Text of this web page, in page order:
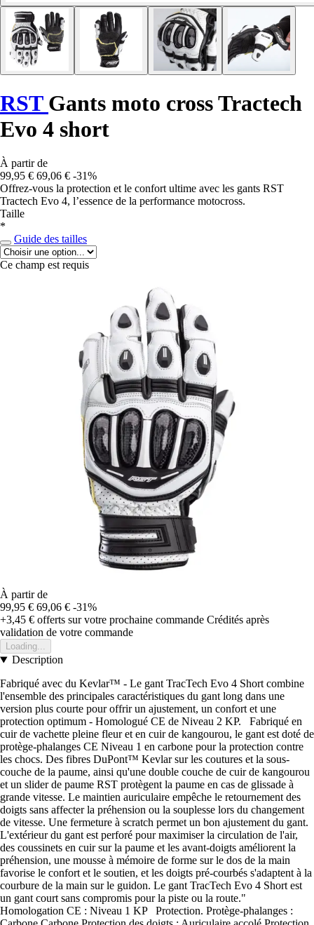
RST Gants moto cross Tractech
Evo 4 short
À partir de
99,95 € 69,06 € -31%
Offrez-vous la protection et le confort ultime avec les gants RST
Tractech Evo 4, l’essence de la performance motocross.
Taille
*
Guide des tailles
Ce champ est requis
À partir de
99,95 € 69,06 € -31%
+3,45 € offerts sur votre prochaine commande Crédités après
validation de votre commande
Loading...
Description
Fabriqué avec du Kevlar™ - Le gant TracTech Evo 4 Short combine
l'ensemble des principales caractéristiques du gant long dans une
version plus courte pour offrir un ajustement, un confort et une
protection optimum - Homologué CE de Niveau 2 KP. Fabriqué en
cuir de vachette pleine fleur et en cuir de kangourou, le gant est doté de
protège-phalanges CE Niveau 1 en carbone pour la protection contre
les chocs. Des fibres DuPont™ Kevlar sur les coutures et la sous-
couche de la paume, ainsi qu'une double couche de cuir de kangourou
et un slider de paume RST protègent la paume en cas de glissade à
grande vitesse. Le maintien auriculaire empêche le retournement des
doigts sans affecter la préhension ou la souplesse lors du changement
de vitesse. Une fermeture à scratch permet un bon ajustement du gant.
L'extérieur du gant est perforé pour maximiser la circulation de l'air,
des coussinets en cuir sur la paume et les avant-doigts améliorent la
préhension, une mousse à mémoire de forme sur le dos de la main
favorise le confort et le soutien, et les doigts pré-courbés s'adaptent à la
courbure de la main sur le guidon. Le gant TracTech Evo 4 Short est
un gant court sans compromis pour la piste ou la route."
Homologation CE : Niveau 1 KP Protection. Protège-phalanges :